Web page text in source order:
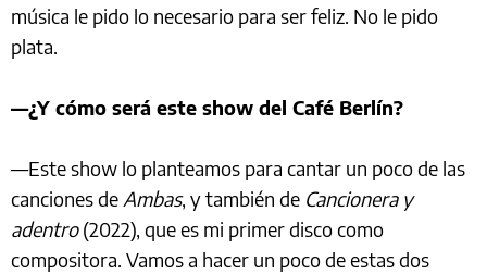
música le pido lo necesario para ser feliz. No le pido
plata.
—¿Y cómo será este show del Café Berlín?
—Este show lo planteamos para cantar un poco de las
canciones de Ambas, y también de Cancionera y
adentro(2022), que es mi primer disco como
compositora. Vamos a hacer un poco de estas dos